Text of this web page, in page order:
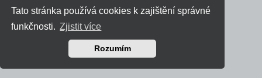
Tato stránka používá cookies k zajištění správné
funkčnosti. Zjistit více
Rozumím